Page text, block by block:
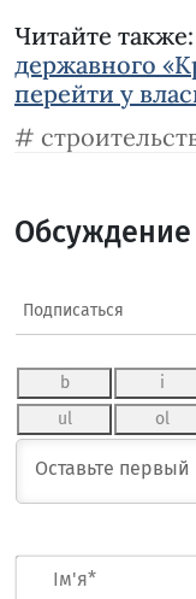
Читайте также:
державного
перейти у
Обсуждение
Подписаться